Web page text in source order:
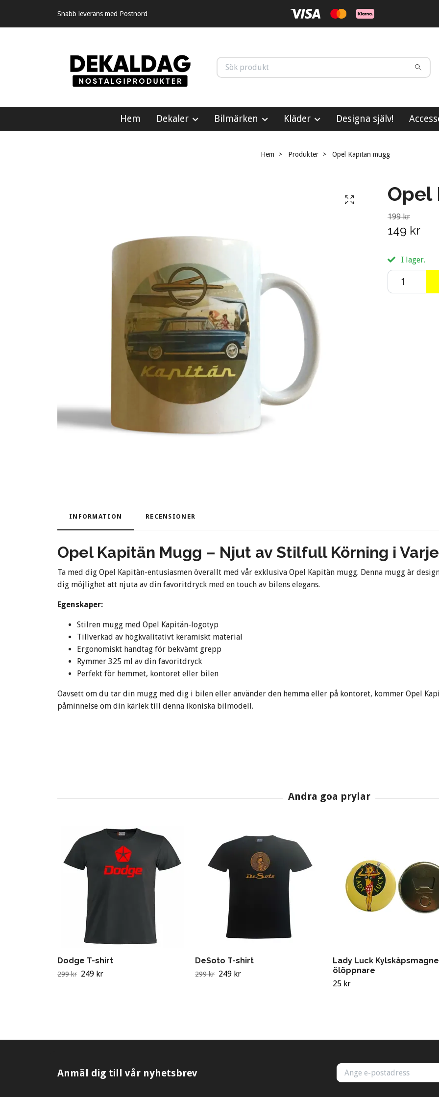
Snabb leverans med Postnord
Hem Dekaler Bilmärken Kläder Designa själv!
Hem Produkter Opel Kapitan mugg
Opel
199 kr
149 kr
I lager.
INFORMATION RECENSIONER
Opel Kapitän Mugg – Njut av Stilfull Körning i
Ta med dig Opel Kapitän-entusiasmen överallt med vår exklusiva Opel Kapitän mugg. Denna mugg är
dig möjlighet att njuta av din favoritdryck med en touch av bilens elegans.
Egenskaper:
Stilren mugg med Opel Kapitän-logotyp
Tillverkad av högkvalitativt keramiskt material
Ergonomiskt handtag för bekvämt grepp
Rymmer 325 ml av din favoritdryck
Perfekt för hemmet, kontoret eller bilen
Oavsett om du tar din mugg med dig i bilen eller använder den hemma eller på kontoret, kommer Opel
påminnelse om din kärlek till denna ikoniska bilmodell.
Dodge T-shirt
299 kr 249 kr
DeSoto T-shirt
299 kr 249 kr
Lady Luck
ölöppnare
25 kr
Anmäl dig till vår nyhetsbrev